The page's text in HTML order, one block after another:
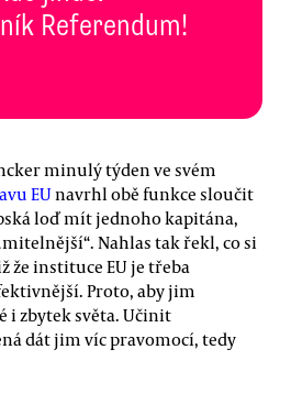
Referendum!
minulý týden ve svém
EUnavrhl obě funkce sloučit
loď mít jednoho kapitána,
Nahlas tak řekl, co si
instituce EU je třeba
Proto, aby jim
i zbytek světa. Učinit
dát jim víc pravomocí, tedy